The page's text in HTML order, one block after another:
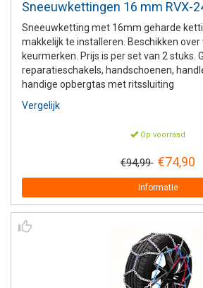
Sneeuwkettingen 16 mm RVX-
Sneeuwketting met 16mm geharde
makkelijk te installeren. Beschikken over
keurmerken. Prijs is per set van 2 stuks.
reparatieschakels, handschoenen,
handige opbergtas met ritssluiting
Vergelijk
Op voorraad
€94,99 €74,90
Informatie